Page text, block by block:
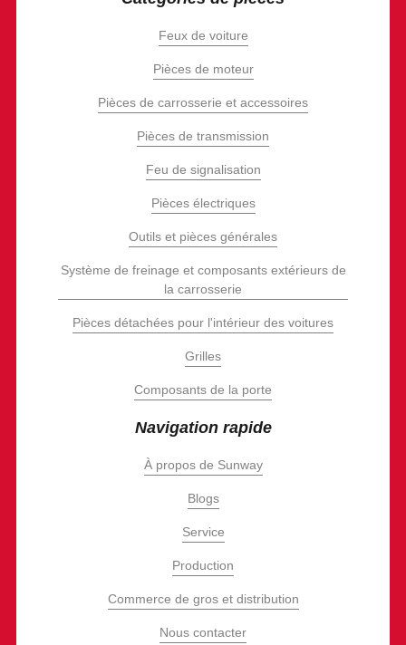
Feux de voiture
Pièces de moteur
Pièces de carrosserie et accessoires
Pièces de transmission
Feu de signalisation
Pièces électriques
Outils et pièces générales
Système de freinage et composants extérieurs de
la carrosserie
Pièces détachées pour l'intérieur des voitures
Grilles
Composants de la porte
Navigation rapide
À propos de Sunway
Blogs
Service
Production
Commerce de gros et distribution
Nous contacter